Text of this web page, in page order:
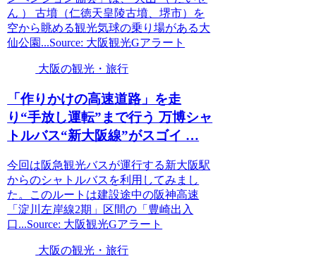
ん ） 古墳（仁徳天皇陵古墳、堺市）を
空から眺める観光気球の乗り場がある大
仙公園...Source: 大阪観光Gアラート
大阪の観光・旅行
「作りかけの高速道路」を走
り“手放し運転”まで行う 万博シャ
トルバス“新大阪線”がスゴイ …
今回は阪急観光バスが運行する新大阪駅
からのシャトルバスを利用してみまし
た。このルートは建設途中の阪神高速
「淀川左岸線2期」区間の「豊崎出入
口...Source: 大阪観光Gアラート
大阪の観光・旅行